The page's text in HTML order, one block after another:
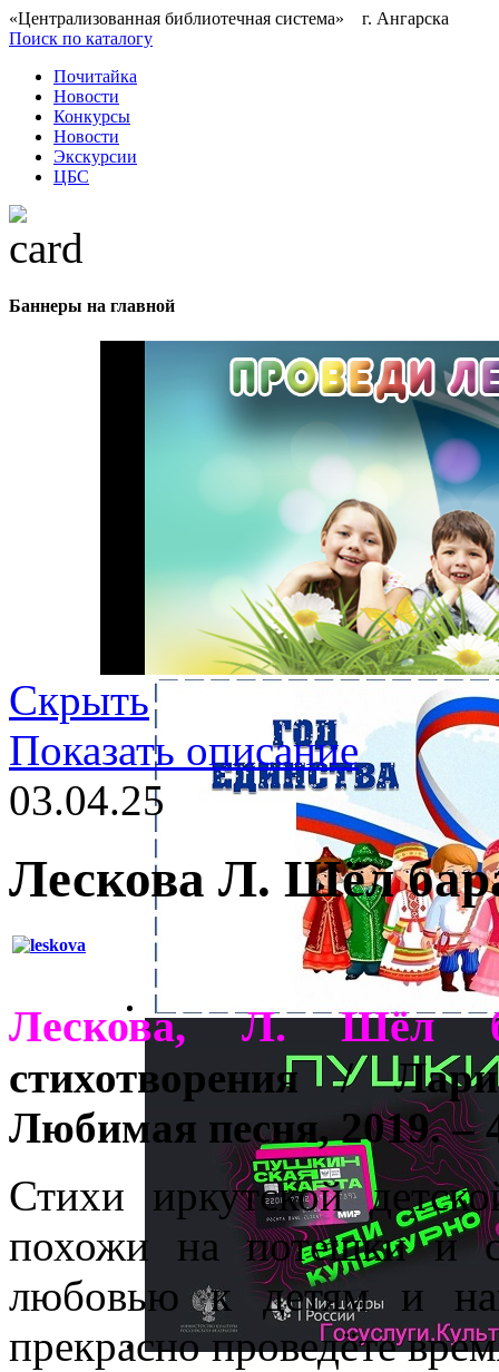
«Централизованная библиотечная система» г. Ангарска
Поиск по каталогу
Почитайка
Новости
Конкурсы
Новости
Экскурсии
ЦБС
Баннеры на главной
Скрыть
Показать описание
03.04.25
Лескова Л. Шёл
Лескова, Л. Шёл
стихотворения /
Любимая песня, 2019. –
Стихи иркутской
похожи на потешки и
любовью к детям и
прекрасно проведёте